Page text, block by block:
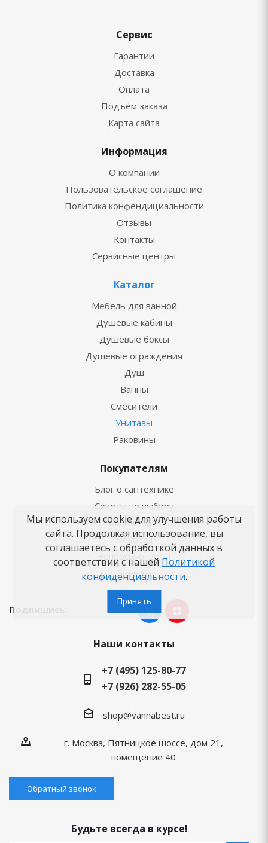
Сервис
Гарантии
Доставка
Оплата
Подъём заказа
Карта сайта
Информация
О компании
Пользовательское соглашение
Политика конфендициальности
Отзывы
Контакты
Сервисные центры
Каталог
Мебель для ванной
Душевые кабины
Душевые боксы
Душевые ограждения
Душ
Ванны
Смесители
Унитазы
Раковины
Покупателям
Блог о сантехнике
Советы по выбору
Как заказать
Новости
Вопросы-ответы
Бренды
Подпишись:
Наши контакты
+7 (495) 125-80-77
+7 (926) 282-55-05
shop@vannabest.ru
г. Москва, Пятницкое шоссе, дом 21,
помещение 40
Обратный звонок
Будьте всегда в курсе!
Мы используем cookie для улучшения работы
сайта. Продолжая использование, вы
соглашаетесь с обработкой данных в
соответствии с нашей Политикой
конфиденциальности.
Принять